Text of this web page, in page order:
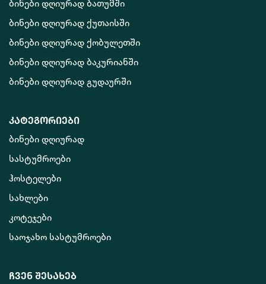
ბინები დღიურად ბათუმში
ბინები დღიურად ქუთაისში
ბინები დღიურად ქობულეთში
ბინები დღიურად ბაკურიანში
ბინები დღიურად გუდაურში
კატეგორიები
ბინები დღიურად
სასტუმროები
ჰოსტელები
სახლები
კოტეჯები
საოჯახო სასტუმროები
ჩვენ შესახებ